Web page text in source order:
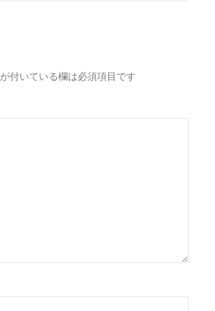
が付いている欄は必須項目です